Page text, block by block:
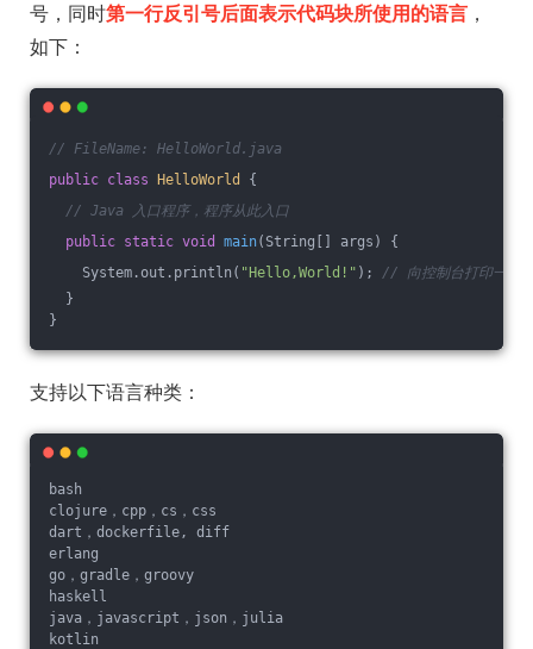
号，同时第一行反引号后面表示代码块所使用的语言 ，
如下：
// FileName: HelloWorld.java
public class HelloWorld
{
// Java 入口程序，程序从此入口
public static void main(String[] args)
{
System.out.println( "Hello,World!" ); // 向控制台打印一条
}
}
支持以下语言种类：
bash
clojure，cpp，cs，css
dart，dockerfile, diff
erlang
go，gradle，groovy
haskell
java，javascript，json，julia
kotlin